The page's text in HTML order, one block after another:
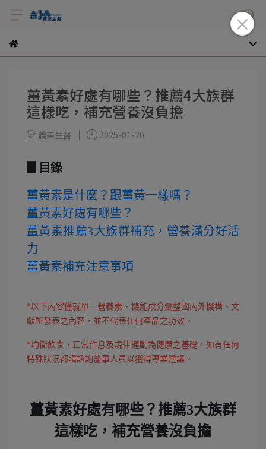
薑黃素好處有哪些？推薦4大族群
這樣吃，補充營養沒負擔
義美生醫 2025-01-20
▊目錄
薑黃素是什麼？跟薑黃一樣嗎？
薑黃素好處有哪些？
薑黃素推薦3大族群補充，營養滿分好活
力
薑黃素補充注意事項
*以下內容僅就單一營養素、機能成分彙整國內外機構、文
獻所發表之內容，並不代表任何產品之功效。
*均衡飲食、正常作息及規律運動為健康之基礎，如有任何
特殊狀況都請諮詢醫事人員以獲得專業建議。
薑黃素好處有哪些？推薦3大族群
這樣吃，補充營養沒負擔